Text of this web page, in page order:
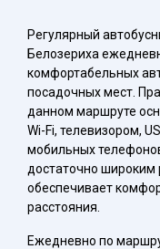
Регулярный
Белозериха
комфортабельных
посадочных мест.
данном маршруте
Wi-Fi, телевизором,
мобильных
достаточно широким
обеспечивает
расстояния.
Ежедневно по